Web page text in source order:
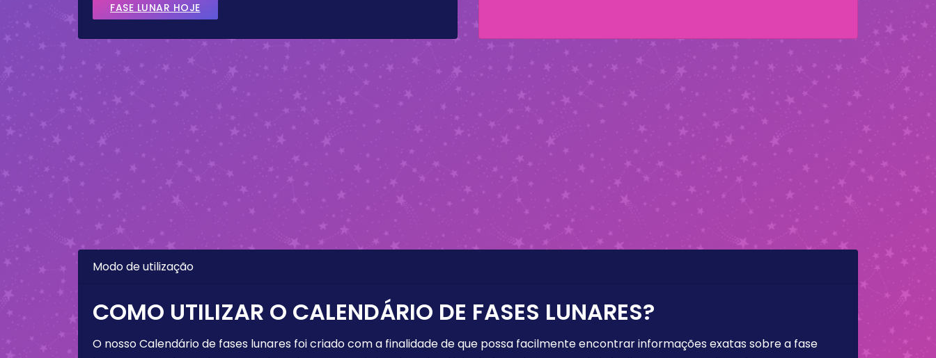
FASE LUNAR HOJE
Modo de utilização
COMO UTILIZAR O CALENDÁRIO DE FASES LUNARES?
O nosso Calendário de fases lunares foi criado com a finalidade de que possa facilmente encontrar informações exatas sobre a fase